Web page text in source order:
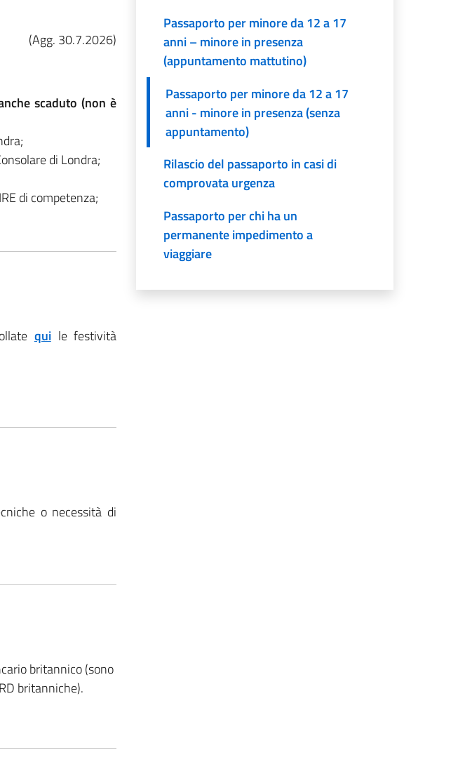
(Agg. 30.7.2026)
scaduto (non è
di Londra;
di competenza;
quile festività
o necessità di
britannico (sono
britanniche).
Passaporto per minore da 12 a 17
anni – minore in presenza
(appuntamento mattutino)
Passaporto per minore da 12 a 17
anni - minore in presenza (senza
appuntamento)
Rilascio del passaporto in casi di
comprovata urgenza
Passaporto per chi ha un
permanente impedimento a
viaggiare